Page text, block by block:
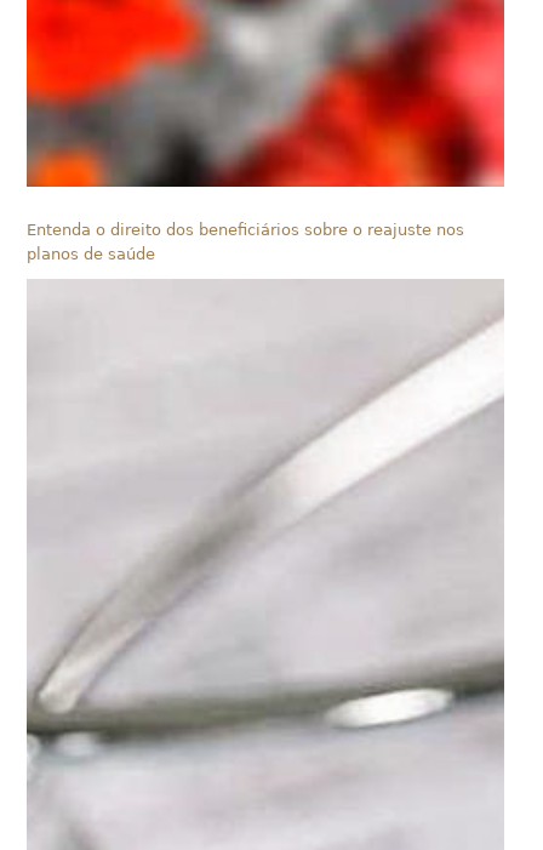
Entenda o direito dos beneficiários sobre o reajuste nos
planos de saúde